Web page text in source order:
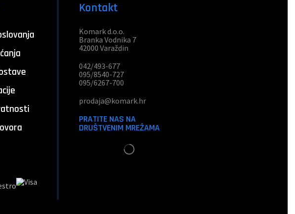
Kontakt
Komark d.o.o.
Branka Vodnika 7
42000 Varaždin
042/493-677
095/8540-727
095/6267-700
prodaja@komark.hr
PRATITE NAS NA
DRUŠTVENIM MREŽAMA